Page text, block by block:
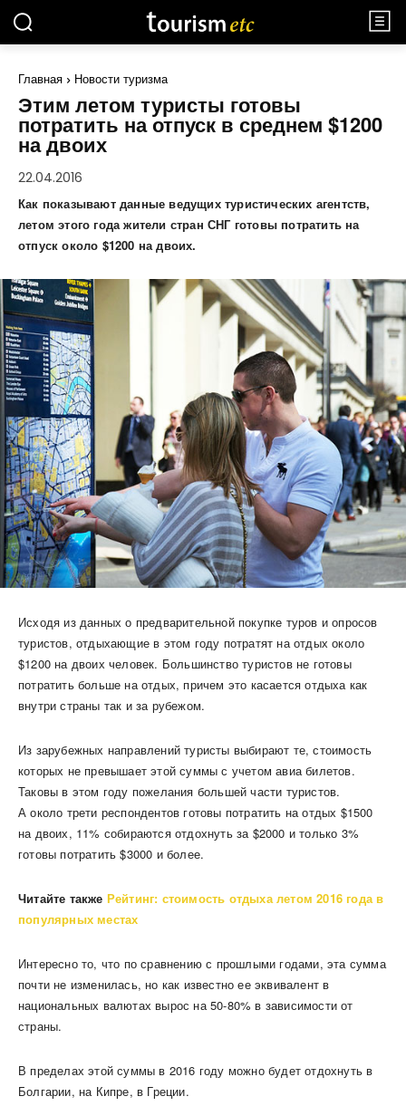
Главная Новости туризма
Этим летом туристы готовы
потратить на отпуск в среднем $1200
на двоих
22.04.2016
Как показывают данные ведущих туристических агентств,
летом этого года жители стран СНГ готовы потратить на
отпуск около $1200 на двоих.
Исходя из данных о предварительной покупке туров и опросов
туристов, отдыхающие в этом году потратят на отдых около
$1200 на двоих человек. Большинство туристов не готовы
потратить больше на отдых, причем это касается отдыха как
внутри страны так и за рубежом.
Из зарубежных направлений туристы выбирают те, стоимость
которых не превышает этой суммы с учетом авиа билетов.
Таковы в этом году пожелания большей части туристов.
А около трети респондентов готовы потратить на отдых $1500
на двоих, 11% собираются отдохнуть за $2000 и только 3%
готовы потратить $3000 и более.
Читайте также Рейтинг: стоимость отдыха летом 2016 года в
популярных местах
Интересно то, что по сравнению с прошлыми годами, эта сумма
почти не изменилась, но как известно ее эквивалент в
национальных валютах вырос на 50-80% в зависимости от
страны.
В пределах этой суммы в 2016 году можно будет отдохнуть в
Болгарии, на Кипре, в Греции.